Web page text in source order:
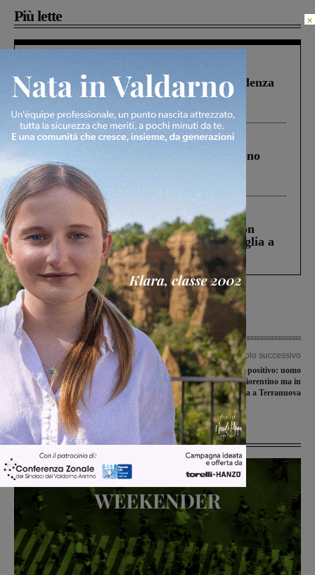
Più lette
Piscina di Figline finanziata oltre la scadenza
Pnrr, il gruppo di Fratelli d’Italia: “Un
ringraziamento al Governo”
Cronaca 4 Agosto 2026
Un anno fa la strage in A1 in cui morirono
Gianni, Giulia e Franco. Lo schianto, il
processo, lo stop ai sorpassi fra tir....
Cronaca 3 Agosto 2026
Scomparso da una struttura di Castiglion
Fiorentino l’uomo che aveva ucciso la figlia a
Levane nel 2020
Articolo precedente
Novità societarie nella Castelnuovese
per la stagione 2020-2021
Articolo successivo
Covid-19, nuovo caso positivo: uomo
residente in Valdarno fiorentino ma in
quarantena a Terranuova
Ultime Notizie
×